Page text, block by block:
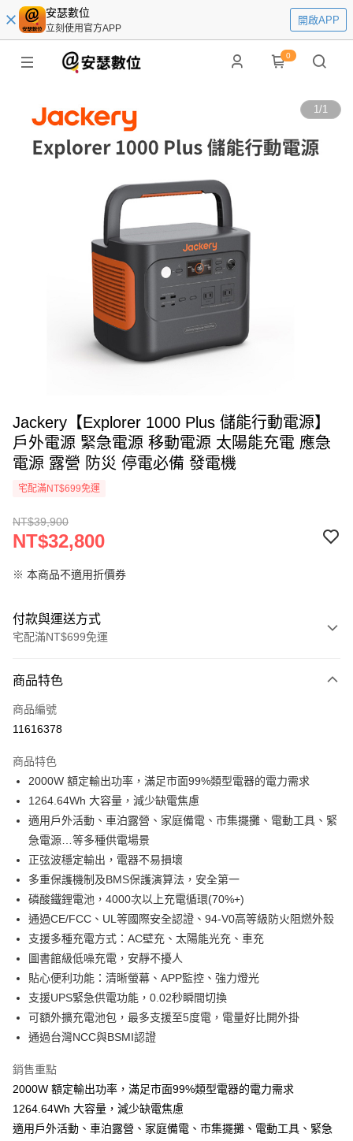
安瑟數位
立刻使用官方APP
開啟APP
0
1/1
Jackery【Explorer 1000 Plus 儲能行動電源】
戶外電源 緊急電源 移動電源 太陽能充電 應急
電源 露營 防災 停電必備 發電機
宅配滿NT$699免運
NT$39,900
NT$32,800
※ 本商品不適用折價券
付款與運送方式
宅配滿NT$699免運
信用卡一次付款
信用卡分期付款
合作金庫商業銀行
華南商業銀行
彰化商業銀行
上海商業儲蓄銀行
台北富邦商業銀行
國泰世華商業銀行
兆豐國際商業銀行
臺灣中小企業銀行
匯豐（台灣）商業銀行
聯邦商業銀行
元大商業銀行
永豐商業銀行
玉山商業銀行
星展（台灣）商業銀行
台新國際商業銀行
中國信託商業銀行
台灣樂天信用卡公司
Apple Pay
街口支付
悠遊付
ATM付款
運送方式
宅配
每筆NT$70，滿NT$699(含以上)免運費
商品特色
商品編號
11616378
商品特色
2000W 額定輸出功率，滿足市面99%類型電器的電力需求
1264.64Wh 大容量，減少缺電焦慮
適用戶外活動、車泊露營、家庭備電、市集擺攤、電動工具、緊
急電源…等多種供電場景
正弦波穩定輸出，電器不易損壞
多重保護機制及BMS保護演算法，安全第一
磷酸鐵鋰電池，4000次以上充電循環(70%+)
通過CE/FCC、UL等國際安全認證、94-V0高等級防火阻燃外殼
支援多種充電方式：AC壁充、太陽能光充、車充
圖書館級低噪充電，安靜不擾人
貼心便利功能：清晰螢幕、APP監控、強力燈光
支援UPS緊急供電功能，0.02秒瞬間切換
可額外擴充電池包，最多支援至5度電，電量好比開外掛
通過台灣NCC與BSMI認證
銷售重點
2000W 額定輸出功率，滿足市面99%類型電器的電力需求
1264.64Wh 大容量，減少缺電焦慮
適用戶外活動、車泊露營、家庭備電、市集擺攤、電動工具、緊急